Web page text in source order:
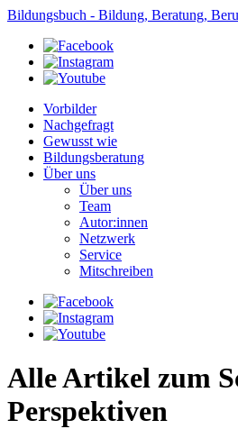
Bildungsbuch - Bildung, Beratung,
Vorbilder
Nachgefragt
Gewusst wie
Bildungsberatung
Über uns
Über uns
Team
Autor:innen
Netzwerk
Service
Mitschreiben
Alle Artikel zum
Perspektiven